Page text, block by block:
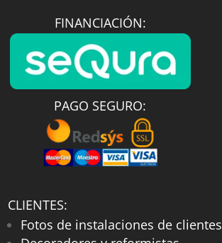
FINANCIACIÓN:
PAGO SEGURO:
CLIENTES:
Fotos de instalaciones de clientes